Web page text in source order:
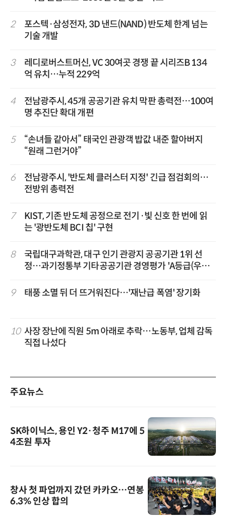
2
포스텍·삼성전자, 3D 낸드(NAND) 반도체 한계 넘는
기술 개발
3
레디로버스트머신, VC 30여곳 경쟁 끝 시리즈B 134
억 유치…누적 229억
4
전남광주시, 45개 공공기관 유치 막판 총력전…100여
명 추진단 확대 개편
5
“손녀들 같아서” 태국인 관광객 밥값 내준 할아버지
“원래 그런거야”
6
전남광주시, '반도체 클러스터 지정' 긴급 점검회의…
전방위 총력전
7
KIST, 기존 반도체 공정으로 전기·빛 신호 한 번에 읽
는 '광반도체 BCI 칩' 구현
8
국립대구과학관, 대구 인기 관광지 공공기관 1위 선
정…과기정통부 기타공공기관 경영평가 'A등급(우수)'
9
태풍 소멸 뒤 더 뜨거워진다…'재난급 폭염' 장기화
10 사장 장난에 직원 5m 아래로 추락…노동부, 업체 감독
직접 나섰다
주요뉴스
SK하이닉스, 용인 Y2·청주 M17에 5
4조원 투자
창사 첫 파업까지 갔던 카카오…연봉
6.3% 인상 합의